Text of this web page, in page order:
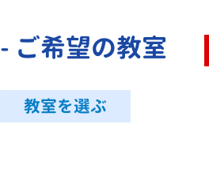
- ご希望の教室
教室を選ぶ